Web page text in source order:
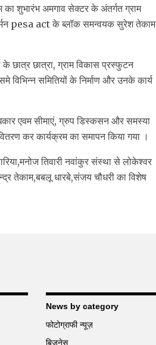
शुभारंभ अमगाव सेक्टर के अंतर्गत ग्राम
pesa act के ब्लॉक समन्वयक सुरेश तेकाम
छात्र छात्रा, ग्राम विकास प्रस्फुटन
समितियों के निर्माण और उनके कार्य
एवम सीमाएं, ग्रुप डिस्कसन और समस्या
कर कार्यक्रम का समापन किया गया ।
तिवारी नवांकुर संस्था से लोकेश्वर
तेकाम,बबलू धारबे,संजय चौधरी का विशेष
News by category
फोटोग्राफी न्यूज़
बिज़नेस